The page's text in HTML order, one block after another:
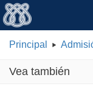
Principal
Vea también